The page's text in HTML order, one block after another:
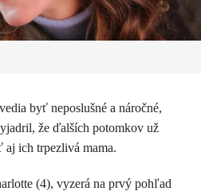
byť neposlušné a náročné,
že ďalších potomkov už
ich trpezlivá mama.
(4), vyzerá na prvý pohľad